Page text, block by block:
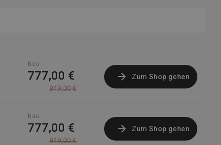
Neu
777,00 €
849,00 €
Zum Shop gehen
Neu
777,00 €
849,00 €
Zum Shop gehen